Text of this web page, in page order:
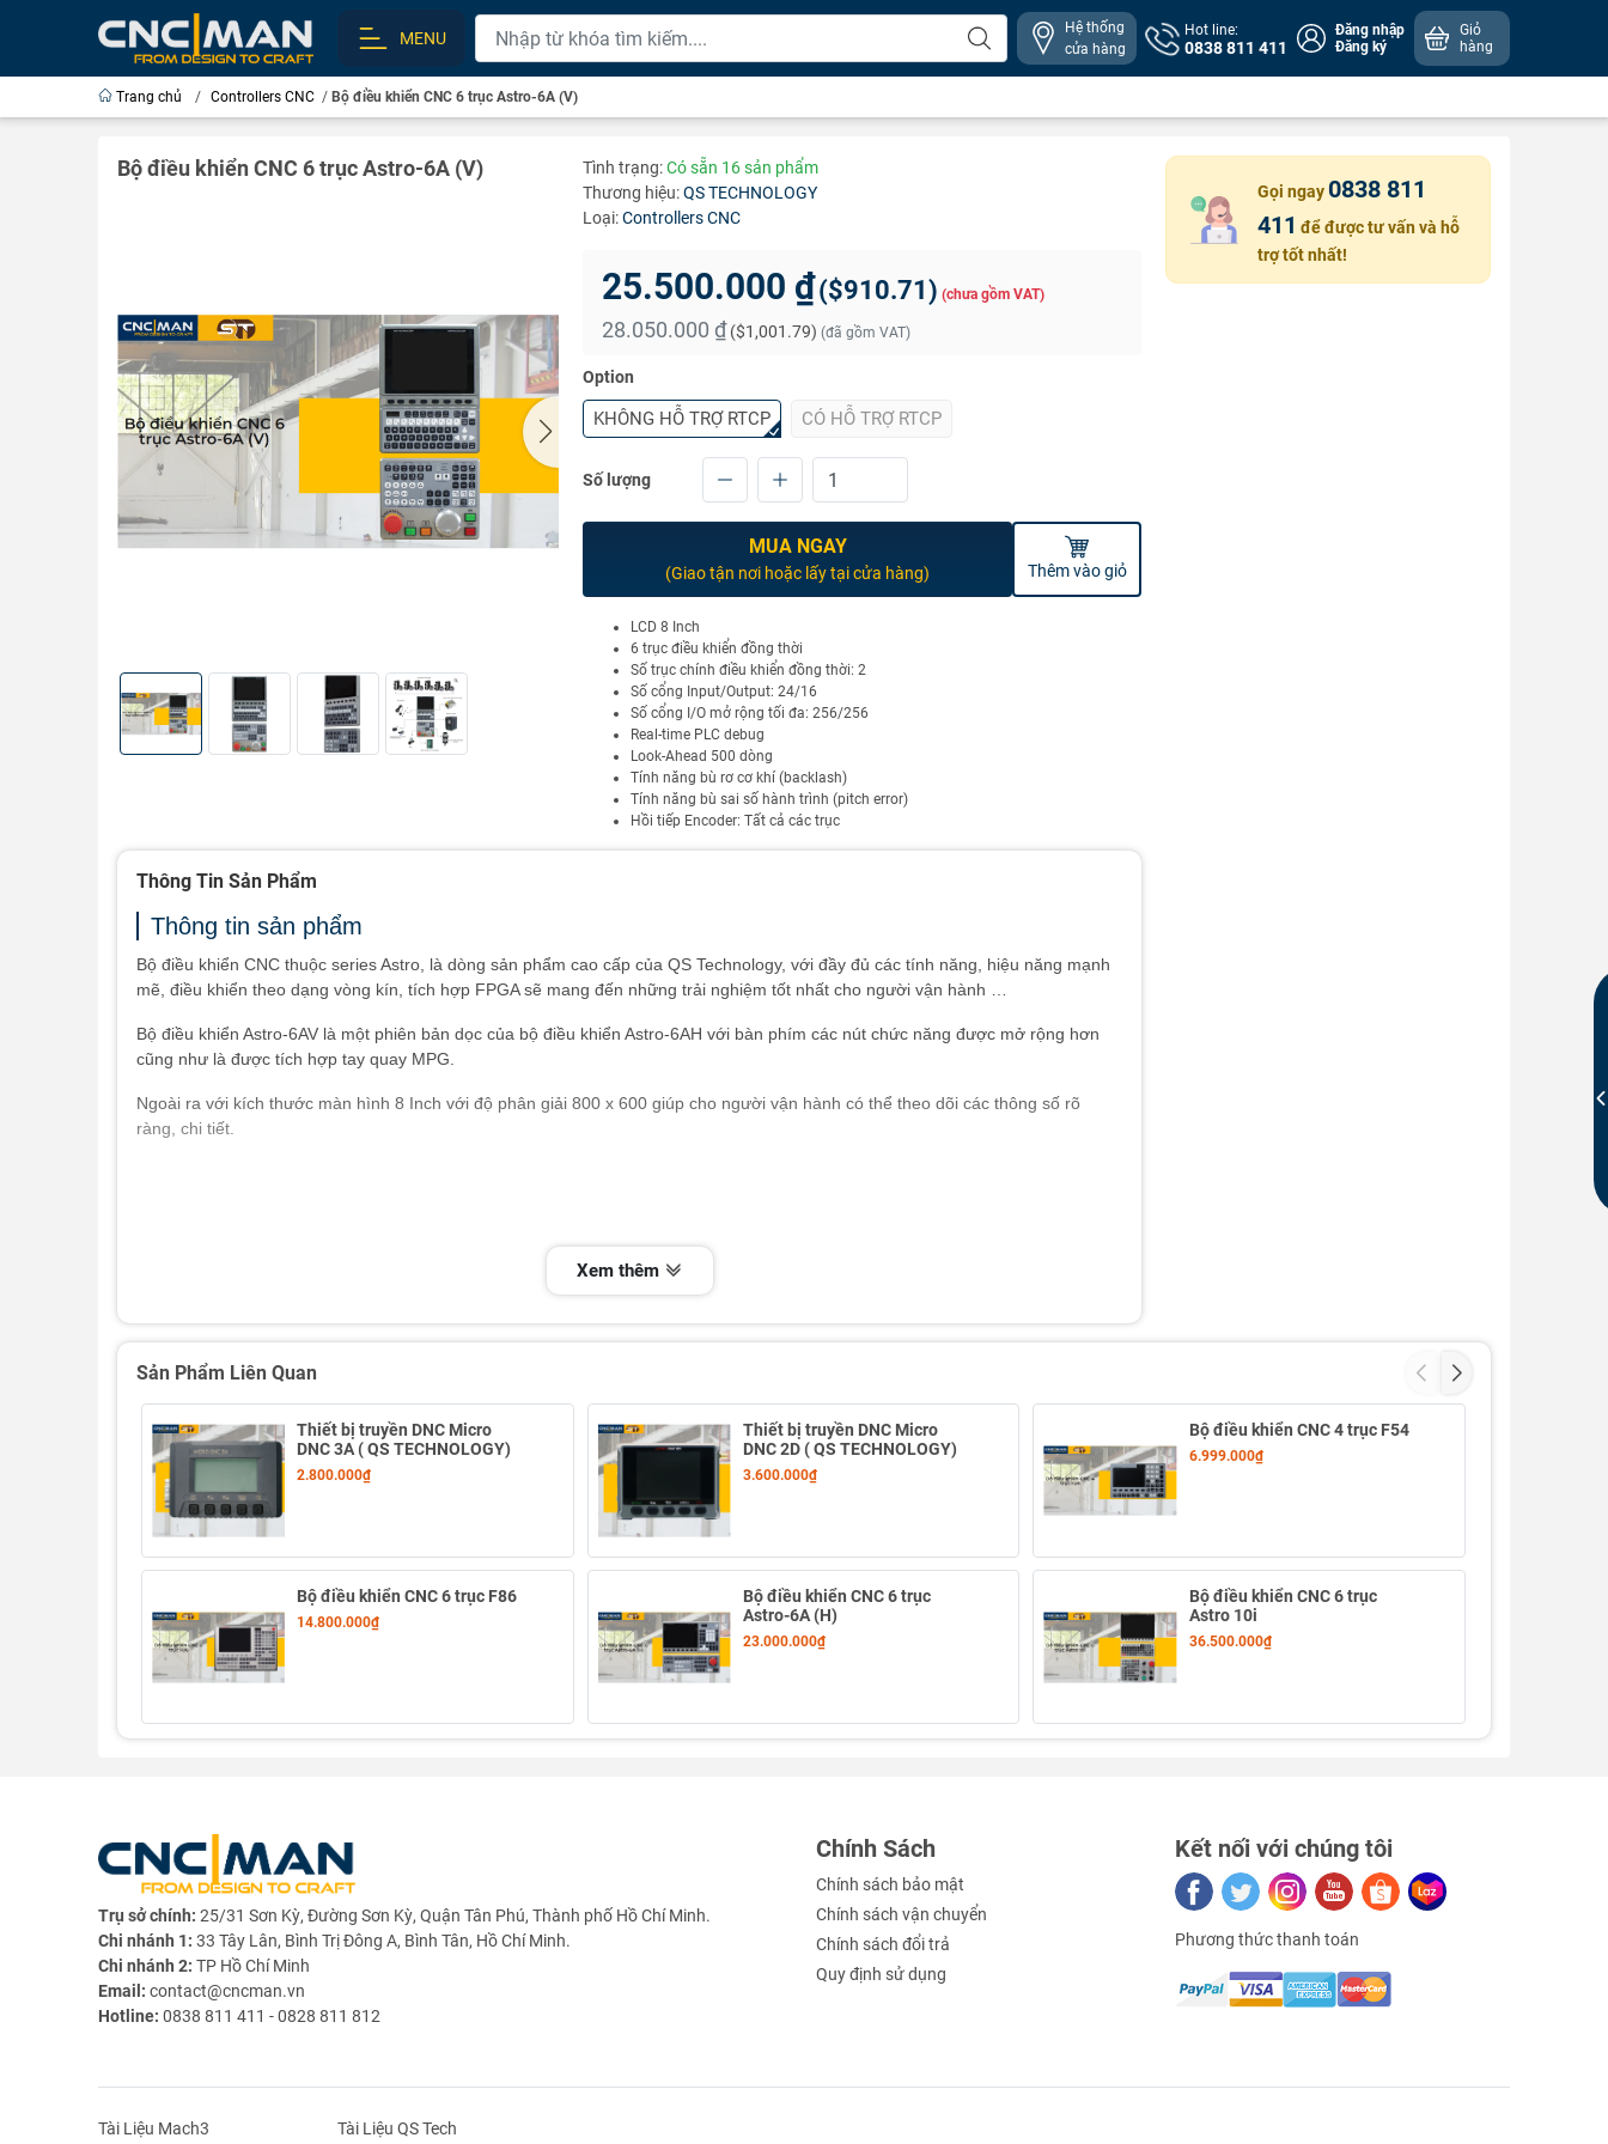
MENU
Hệ thống
cửa hàng
Hot line:
0838 811 411
Đăng nhập
Đăng ký
Giỏ
hàng
Trang chủ / Controllers CNC / Bộ điều khiển CNC 6 trục Astro-6A (V)
Bộ điều khiển CNC 6 trục Astro-6A (V) Tình trạng:Có sẵn 16 sản phẩm
Thương hiệu:QS TECHNOLOGY
Loại:Controllers CNC
25.500.000 ₫($910.71) (chưa gồm VAT)
28.050.000 ₫ ($1,001.79) (đã gồm VAT)
Option
KHÔNG HỖ TRỢ RTCP CÓ HỖ TRỢ RTCP
Số lượng
MUA NGAY
(Giao tận nơi hoặc lấy tại cửa hàng) Thêm vào giỏ
LCD 8 Inch
6 trục điều khiển đồng thời
Số trục chính điều khiển đồng thời: 2
Số cổng Input/Output: 24/16
Số cổng I/O mở rộng tối đa: 256/256
Real-time PLC debug
Look-Ahead 500 dòng
Tính năng bù rơ cơ khí (backlash)
Tính năng bù sai số hành trình (pitch error)
Hồi tiếp Encoder: Tất cả các trục
Gọi ngay 0838 811
411 để được tư vấn và hỗ
trợ tốt nhất!
Thông Tin Sản Phẩm
Thông tin sản phẩm
Bộ điều khiển CNC thuộc series Astro, là dòng sản phẩm cao cấp của QS Technology, với đầy đủ các tính năng, hiệu năng mạnh
mẽ, điều khiển theo dạng vòng kín, tích hợp FPGA sẽ mang đến những trải nghiệm tốt nhất cho người vận hành …
Bộ điều khiển Astro-6AV là một phiên bản dọc của bộ điều khiển Astro-6AH với bàn phím các nút chức năng được mở rộng hơn
cũng như là được tích hợp tay quay MPG.
Ngoài ra với kích thước màn hình 8 Inch với độ phân giải 800 x 600 giúp cho người vận hành có thể theo dõi các thông số rõ
ràng, chi tiết.
Thông số kỹ thuật
Mục Thông tin
Kích thước (Dimension) 460 x 220 x 70 (mm)
Vật liệu vỏ (Materials)
Số trục chính điều khiển tối đa (Max. Spindle)
Số trục chính đồng thời (Max Spindle Simultaneous Axis Control) 6
Đơn vị điều khiển nhỏ nhất (Min. Control Unit) 0.0001
Số hệ tọa độ chương trình (Max. Program Coordinate) 18
Số dụng cụ tối đa (Max. Table Tools)
Thời gian xử lý khối lệnh (Block Processing Time) 500 µs
I/O tiêu chuẩn (Standard I/O)
Xem thêm
Sản Phẩm Liên Quan
Thiết bị truyền DNC Micro
DNC 3A ( QS TECHNOLOGY)
2.800.000₫
Thiết bị truyền DNC Micro
DNC 2D ( QS TECHNOLOGY)
3.600.000₫
Bộ điều khiển CNC 4 trục F54
6.999.000₫
Bộ điều khiển CNC 6 trục F86
14.800.000₫
Bộ điều khiển CNC 6 trục
Astro-6A (H)
23.000.000₫
Bộ điều khiển CNC 6 trục
Astro 10i
36.500.000₫
Trụ sở chính: 25/31 Sơn Kỳ, Đường Sơn Kỳ, Quận Tân Phú, Thành phố Hồ Chí Minh.
Chi nhánh 1: 33 Tây Lân, Bình Trị Đông A, Bình Tân, Hồ Chí Minh.
Chi nhánh 2: TP Hồ Chí Minh
Email: contact@cncman.vn
Hotline: 0838 811 411 - 0828 811 812
Chính Sách
Chính sách bảo mật
Chính sách vận chuyển
Chính sách đổi trả
Quy định sử dụng
Kết nối với chúng tôi
Phương thức thanh toán
Tài Liệu Mach3 Tài Liệu QS Tech